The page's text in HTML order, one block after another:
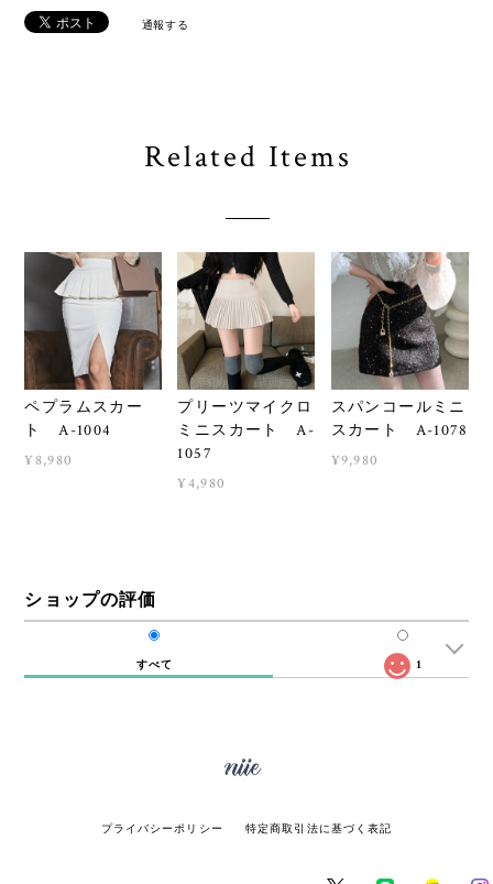
通報する
Related Items
ペプラムスカー
ト A-1004
¥8,980
プリーツマイクロ
ミニスカート A-
1057
¥4,980
スパンコールミニ
スカート A-1078
¥9,980
ショップの評価
すべて 1
プライバシーポリシー 特定商取引法に基づく表記